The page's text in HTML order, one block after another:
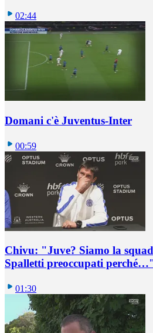
02:44
Domani c'è Juventus-Inter
00:59
Chivu: "Juve? Siamo la
Spalletti preoccupati
01:30